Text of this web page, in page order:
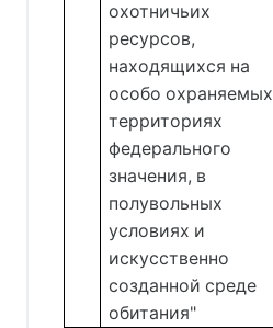
охотничьих
ресурсов,
находящихся на
особо охраняемых
территориях
федерального
значения, в
полувольных
условиях и
искусственно
созданной среде
обитания"